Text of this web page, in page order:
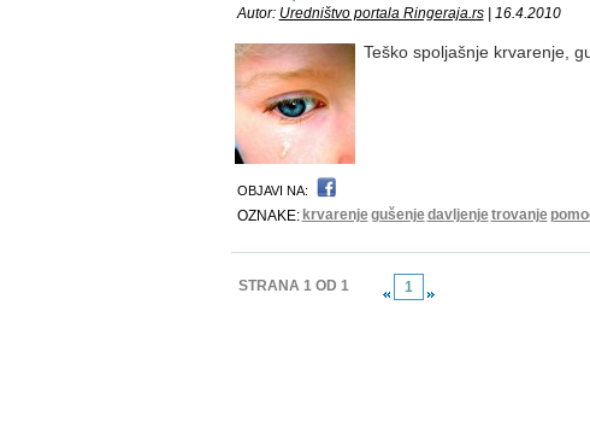
Autor: Uredništvo portala Ringeraja.rs| 16.4.2010
Teško spoljašnje krvarenje,
OBJAVI NA:
OZNAKE: krvarenjegušenjedavljenjetrovanje
STRANA 1 OD 1 1